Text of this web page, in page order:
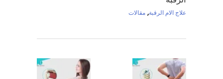
علاج الام الرقبة, مقالات